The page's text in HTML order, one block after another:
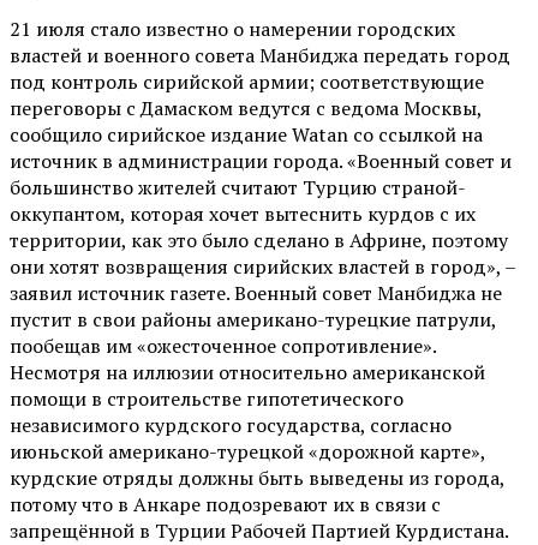
21 июля стало известно о намерении городских
властей и военного совета Манбиджа передать город
под контроль сирийской армии; соответствующие
переговоры с Дамаском ведутся с ведома Москвы,
сообщило сирийское издание Watan со ссылкой на
источник в администрации города. «Военный совет и
большинство жителей считают Турцию страной-
оккупантом, которая хочет вытеснить курдов с их
территории, как это было сделано в Африне, поэтому
они хотят возвращения сирийских властей в город», –
заявил источник газете. Военный совет Манбиджа не
пустит в свои районы американо-турецкие патрули,
пообещав им «ожесточенное сопротивление».
Несмотря на иллюзии относительно американской
помощи в строительстве гипотетического
независимого курдского государства, согласно
июньской американо-турецкой «дорожной карте»,
курдские отряды должны быть выведены из города,
потому что в Анкаре подозревают их в связи с
запрещённой в Турции Рабочей Партией Курдистана.